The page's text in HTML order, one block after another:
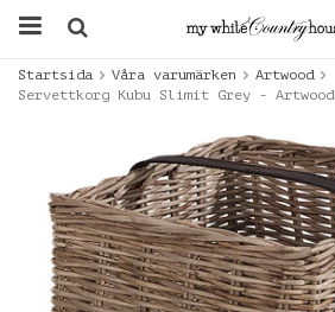
Startsida Våra varumärken
Artwood
Servettkorg Kubu Slimit Grey - Artwood